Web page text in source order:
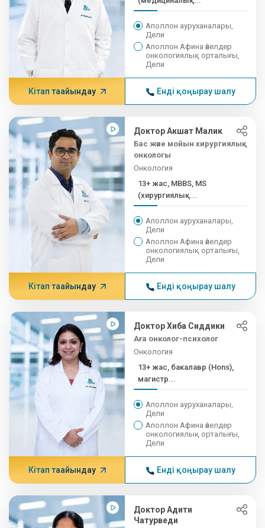
Аполлон ауруханалары,
Дели
Аполлон Афина әйелдер
онкологиялық орталығы,
Дели
Кітап тағайындау Енді қоңырау шалу
Доктор Акшат Малик
Бас және мойын хирургиялық
онкологы
Онкология
13+ жас, MBBS, MS
(хирургиялық...
Аполлон ауруханалары,
Дели
Аполлон Афина әйелдер
онкологиялық орталығы,
Дели
Кітап тағайындау Енді қоңырау шалу
Доктор Хиба Сиддики
Аға онколог-психолог
Онкология
13+ жас, бакалавр (Hons),
магистр...
Аполлон ауруханалары,
Дели
Аполлон Афина әйелдер
онкологиялық орталығы,
Дели
Кітап тағайындау Енді қоңырау шалу
Доктор Адити
Чатурведи